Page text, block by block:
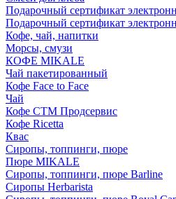
Подарочный сертификат
Подарочный сертификат
Кофе, чай, напитки
Морсы, смузи
КОФЕ MIKALE
Чай пакетированный
Кофе Face to Face
Чай
Кофе СТМ Продсервис
Кофе Ricetta
Квас
Сиропы, топпинги, пюре
Пюре MIKALE
Сиропы, топпинги, пюре Barline
Сиропы Herbarista